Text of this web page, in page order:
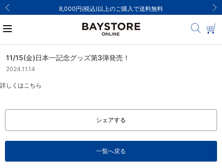
8,000円(税込)以上のご購入で送料無料
11/15(金)日本一記念グッズ第3弾発売！
2024.11.14
詳しくはこちら
シェアする
一覧へ戻る